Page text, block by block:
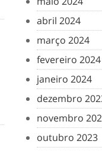
abril 2024
março 2024
fevereiro 2024
janeiro 2024
dezembro
novembro
outubro 2023